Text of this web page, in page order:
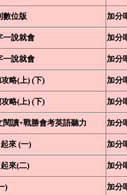
數位版 加分
一說就會 加分
一說就會 加分
略(上) (下) 加分
略(上) (下) 加分
讀+戰勝會考英語聽力 加分
來 (一) 加分
來(二) 加分
) 加分